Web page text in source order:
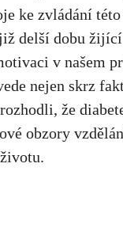
ke zvládání⁢
delší⁢ dobu⁣
v našem
nejen‍ skrz
že
obzory